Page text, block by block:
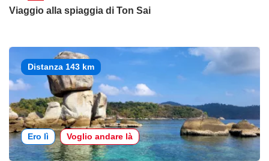
Viaggio alla spiaggia di Ton Sai
Distanza 143 km
Ero lì Voglio andare là